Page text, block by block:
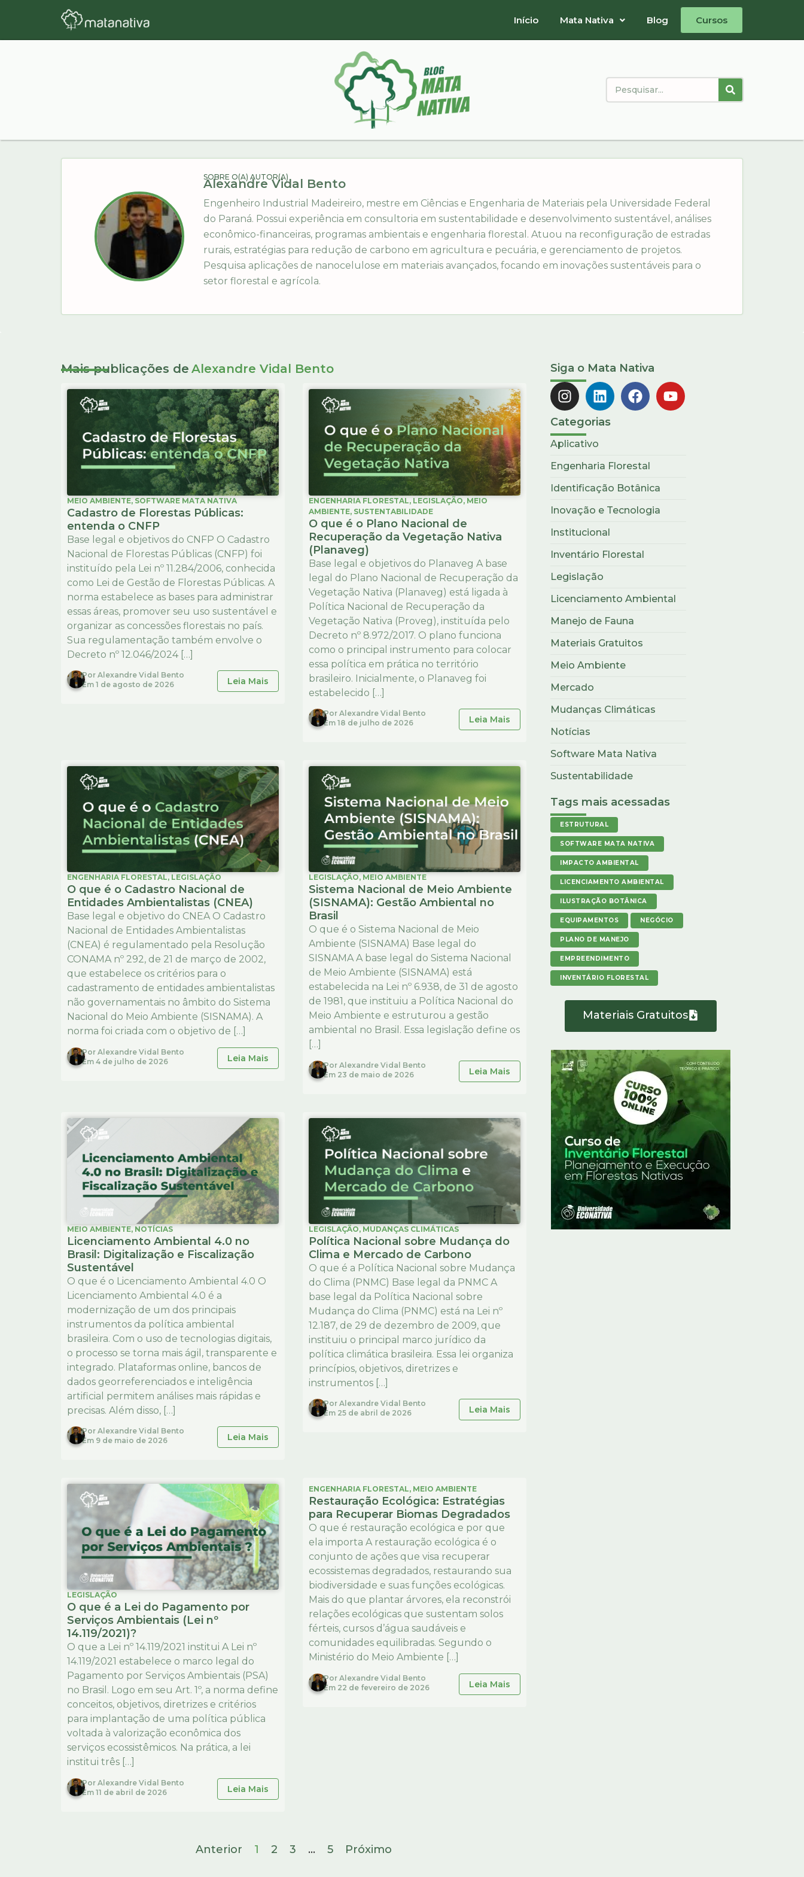
Início Mata Nativa Blog Cursos
SOBRE O(A) AUTOR(A)
Alexandre Vidal Bento
Engenheiro Industrial Madeireiro, mestre em Ciências e Engenharia de Materiais pela Universidade Federal
do Paraná. Possui experiência em consultoria em sustentabilidade e desenvolvimento sustentável, análises
econômico-financeiras, programas ambientais e engenharia florestal. Atuou na reconfiguração de estradas
rurais, estratégias para redução de carbono em agricultura e pecuária, e gerenciamento de projetos.
Pesquisa aplicações de nanocelulose em materiais avançados, focando em inovações sustentáveis para o
setor florestal e agrícola.
Mais publicações de Alexandre Vidal Bento
MEIO AMBIENTE, SOFTWARE MATA NATIVA
Cadastro de Florestas Públicas:
entenda o CNFP
Base legal e objetivos do CNFP O Cadastro
Nacional de Florestas Públicas (CNFP) foi
instituído pela Lei nº 11.284/2006, conhecida
como Lei de Gestão de Florestas Públicas. A
norma estabelece as bases para administrar
essas áreas, promover seu uso sustentável e
organizar as concessões florestais no país.
Sua regulamentação também envolve o
Decreto nº 12.046/2024 […]
PorAlexandre Vidal Bento
Em 1 de agosto de 2026 Leia Mais
ENGENHARIA FLORESTAL, LEGISLAÇÃO, MEIO
AMBIENTE, SUSTENTABILIDADE
O que é o Plano Nacional de
Recuperação da Vegetação Nativa
(Planaveg)
Base legal e objetivos do Planaveg A base
legal do Plano Nacional de Recuperação da
Vegetação Nativa (Planaveg) está ligada à
Política Nacional de Recuperação da
Vegetação Nativa (Proveg), instituída pelo
Decreto nº 8.972/2017. O plano funciona
como o principal instrumento para colocar
essa política em prática no território
brasileiro. Inicialmente, o Planaveg foi
estabelecido […]
PorAlexandre Vidal Bento
Em 18 de julho de 2026 Leia Mais
ENGENHARIA FLORESTAL, LEGISLAÇÃO
O que é o Cadastro Nacional de
Entidades Ambientalistas (CNEA)
Base legal e objetivo do CNEA O Cadastro
Nacional de Entidades Ambientalistas
(CNEA) é regulamentado pela Resolução
CONAMA nº 292, de 21 de março de 2002,
que estabelece os critérios para o
cadastramento de entidades ambientalistas
não governamentais no âmbito do Sistema
Nacional do Meio Ambiente (SISNAMA). A
norma foi criada com o objetivo de […]
PorAlexandre Vidal Bento
Em 4 de julho de 2026 Leia Mais
LEGISLAÇÃO, MEIO AMBIENTE
Sistema Nacional de Meio Ambiente
(SISNAMA): Gestão Ambiental no
Brasil
O que é o Sistema Nacional de Meio
Ambiente (SISNAMA) Base legal do
SISNAMA A base legal do Sistema Nacional
de Meio Ambiente (SISNAMA) está
estabelecida na Lei nº 6.938, de 31 de agosto
de 1981, que instituiu a Política Nacional do
Meio Ambiente e estruturou a gestão
ambiental no Brasil. Essa legislação define os
[…]
PorAlexandre Vidal Bento
Em 23 de maio de 2026 Leia Mais
MEIO AMBIENTE, NOTÍCIAS
Licenciamento Ambiental 4.0 no
Brasil: Digitalização e Fiscalização
Sustentável
O que é o Licenciamento Ambiental 4.0 O
Licenciamento Ambiental 4.0 é a
modernização de um dos principais
instrumentos da política ambiental
brasileira. Com o uso de tecnologias digitais,
o processo se torna mais ágil, transparente e
integrado. Plataformas online, bancos de
dados georreferenciados e inteligência
artificial permitem análises mais rápidas e
precisas. Além disso, […]
PorAlexandre Vidal Bento
Em 9 de maio de 2026 Leia Mais
LEGISLAÇÃO, MUDANÇAS CLIMÁTICAS
Política Nacional sobre Mudança do
Clima e Mercado de Carbono
O que é a Política Nacional sobre Mudança
do Clima (PNMC) Base legal da PNMC A
base legal da Política Nacional sobre
Mudança do Clima (PNMC) está na Lei nº
12.187, de 29 de dezembro de 2009, que
instituiu o principal marco jurídico da
política climática brasileira. Essa lei organiza
princípios, objetivos, diretrizes e
instrumentos […]
PorAlexandre Vidal Bento
Em 25 de abril de 2026 Leia Mais
LEGISLAÇÃO
O que é a Lei do Pagamento por
Serviços Ambientais (Lei nº
14.119/2021)?
O que a Lei nº 14.119/2021 institui A Lei nº
14.119/2021 estabelece o marco legal do
Pagamento por Serviços Ambientais (PSA)
no Brasil. Logo em seu Art. 1º, a norma define
conceitos, objetivos, diretrizes e critérios
para implantação de uma política pública
voltada à valorização econômica dos
serviços ecossistêmicos. Na prática, a lei
institui três […]
PorAlexandre Vidal Bento
Em 11 de abril de 2026 Leia Mais
ENGENHARIA FLORESTAL, MEIO AMBIENTE
Restauração Ecológica: Estratégias
para Recuperar Biomas Degradados
O que é restauração ecológica e por que
ela importa A restauração ecológica é o
conjunto de ações que visa recuperar
ecossistemas degradados, restaurando sua
biodiversidade e suas funções ecológicas.
Mais do que plantar árvores, ela reconstrói
relações ecológicas que sustentam solos
férteis, cursos d’água saudáveis e
comunidades equilibradas. Segundo o
Ministério do Meio Ambiente […]
PorAlexandre Vidal Bento
Em 22 de fevereiro de 2026 Leia Mais
Anterior 1 2 3 … 5 Próximo
Siga o Mata Nativa
Categorias
Aplicativo
Engenharia Florestal
Identificação Botânica
Inovação e Tecnologia
Institucional
Inventário Florestal
Legislação
Licenciamento Ambiental
Manejo de Fauna
Materiais Gratuitos
Meio Ambiente
Mercado
Mudanças Climáticas
Notícias
Software Mata Nativa
Sustentabilidade
Tags mais acessadas
ESTRUTURAL
SOFTWARE MATA NATIVA
IMPACTO AMBIENTAL
LICENCIAMENTO AMBIENTAL
ILUSTRAÇÃO BOTÂNICA
EQUIPAMENTOS NEGÓCIO
PLANO DE MANEJO
EMPREENDIMENTO
INVENTÁRIO FLORESTAL
Materiais Gratuitos